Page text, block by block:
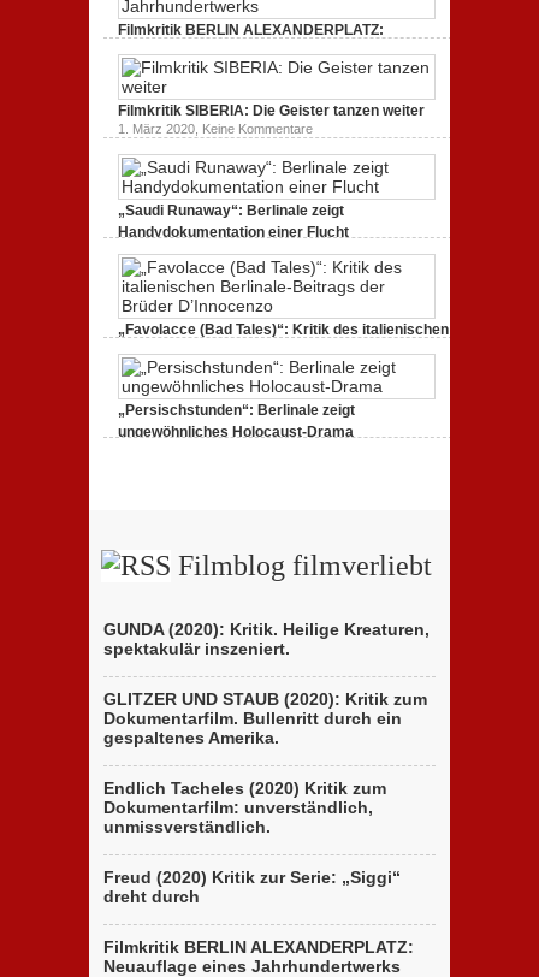
dreht
durch
Filmkritik BERLIN ALEXANDERPLATZ:
Neuauflage eines Jahrhundertwerks
1. März 2020,Keine Kommentarezu
BERLIN
ALEXANDERPLATZ:
Neuauflage
eines
Jahrhundertwerks
Filmkritik SIBERIA: Die Geister tanzen weiter
1. März 2020, Keine Kommentarezu
Filmkritik
SIBERIA:
Die
Geister
tanzen
weiter
„Saudi Runaway“: Berlinale zeigt
Handydokumentation einer Flucht
„Saudi
Runaway“:
Berlinale
Handydokumentation
einer
„Favolacce (Bad Tales)“: Kritik des italienischen
Berlinale-Beitrags der Brüder D’Innocenzo
25. Februar 2020,Keine Kommentarezu
„Favolacce
(Bad
Tales)“:
Kritik
des
„Persischstunden“: Berlinale zeigt
ungewöhnliches Holocaust-Drama
Filmblog filmverliebt
GUNDA (2020): Kritik. Heilige Kreaturen,
spektakulär inszeniert.
GLITZER UND STAUB (2020): Kritik zum
Dokumentarfilm. Bullenritt durch ein
gespaltenes Amerika.
Endlich Tacheles (2020) Kritik zum
Dokumentarfilm: unverständlich,
unmissverständlich.
Freud (2020) Kritik zur Serie: „Siggi“
dreht durch
Filmkritik BERLIN ALEXANDERPLATZ:
Neuauflage eines Jahrhundertwerks